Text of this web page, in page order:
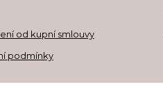
od kupní smlouvy
podmínky